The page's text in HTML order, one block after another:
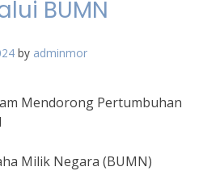
BUMN
by adminmor
Mendorong Pertumbuhan
Milik Negara (BUMN)